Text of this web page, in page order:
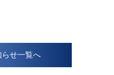
らせ一覧へ